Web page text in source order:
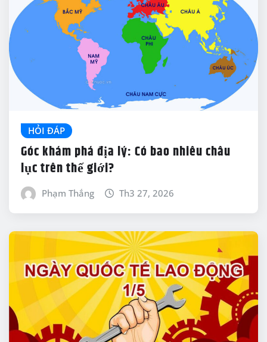
HỎI ĐÁP
Góc khám phá địa lý: Có bao nhiêu châu
lục trên thế giới?
Phạm Thắng Th3 27, 2026